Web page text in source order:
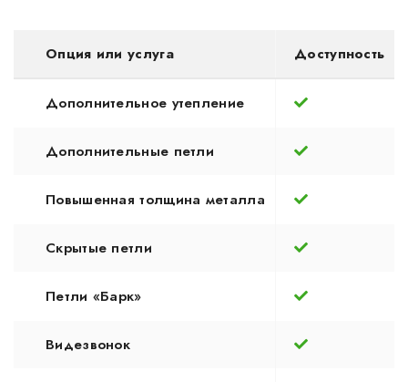
Опция или услуга Доступность
Дополнительное утепление
Дополнительные петли
Повышенная толщина металла
Скрытые петли
Петли «Барк»
Видезвонок